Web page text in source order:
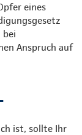
eines
bei
Anspruch auf
ist, sollte Ihr